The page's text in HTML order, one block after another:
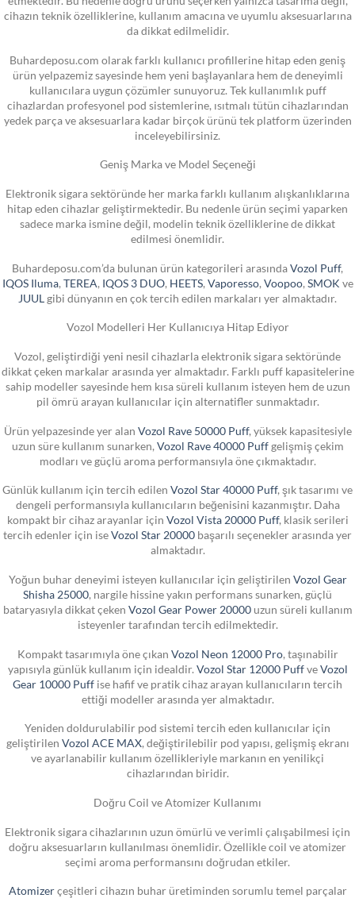
cihazın teknik özelliklerine, kullanım amacına ve uyumlu aksesuarlarına
da dikkat edilmelidir.
Buhardeposu.com olarak farklı kullanıcı profillerine hitap eden geniş
ürün yelpazemiz sayesinde hem yeni başlayanlara hem de deneyimli
kullanıcılara uygun çözümler sunuyoruz. Tek kullanımlık puff
cihazlardan profesyonel pod sistemlerine, ısıtmalı tütün cihazlarından
yedek parça ve aksesuarlara kadar birçok ürünü tek platform üzerinden
inceleyebilirsiniz.
Geniş Marka ve Model Seçeneği
Elektronik sigara sektöründe her marka farklı kullanım alışkanlıklarına
hitap eden cihazlar geliştirmektedir. Bu nedenle ürün seçimi yaparken
sadece marka ismine değil, modelin teknik özelliklerine de dikkat
edilmesi önemlidir.
Buhardeposu.com’da bulunan ürün kategorileri arasındaVozol Puff,
IQOS Iluma, TEREA IQOS 3 DUO, HEETS, Vaporesso, Voopoo, SMOK ve
JUUL gibi dünyanın en çok tercih edilen markaları yer almaktadır.
Vozol Modelleri Her Kullanıcıya Hitap Ediyor
Vozol, geliştirdiği yeni nesil cihazlarla elektronik sigara sektöründe
dikkat çeken markalar arasında yer almaktadır. Farklı puff kapasitelerine
sahip modeller sayesinde hem kısa süreli kullanım isteyen hem de uzun
pil ömrü arayan kullanıcılar için alternatifler sunmaktadır.
Ürün yelpazesinde yer alan Vozol Rave 50000 Puff, yüksek kapasitesiyle
uzun süre kullanım sunarken, Vozol Rave 40000 Puffgelişmiş çekim
modları ve güçlü aroma performansıyla öne çıkmaktadır.
Günlük kullanım için tercih edilen Vozol Star 40000 Puff, şık tasarımı ve
dengeli performansıyla kullanıcıların beğenisini kazanmıştır. Daha
kompakt bir cihaz arayanlar için Vozol Vista 20000 Puff, klasik serileri
tercih edenler için iseVozol Star 20000 başarılı seçenekler arasında yer
almaktadır.
Yoğun buhar deneyimi isteyen kullanıcılar için geliştirilen Vozol Gear
Shisha 25000 , nargile hissine yakın performans sunarken, güçlü
bataryasıyla dikkat çeken Vozol Gear Power 20000uzun süreli kullanım
isteyenler tarafından tercih edilmektedir.
Kompakt tasarımıyla öne çıkan Vozol Neon 12000 Pro, taşınabilir
yapısıyla günlük kullanım için idealdir. Vozol Star 12000 PuffveVozol
Gear 10000 Puff ise hafif ve pratik cihaz arayan kullanıcıların tercih
ettiği modeller arasında yer almaktadır.
Yeniden doldurulabilir pod sistemi tercih eden kullanıcılar için
geliştirilen Vozol ACE MAX, değiştirilebilir pod yapısı, gelişmiş ekranı
ve ayarlanabilir kullanım özellikleriyle markanın en yenilikçi
cihazlarından biridir.
Doğru Coil ve Atomizer Kullanımı
Elektronik sigara cihazlarının uzun ömürlü ve verimli çalışabilmesi için
doğru aksesuarların kullanılması önemlidir. Özellikle coil ve atomizer
seçimi aroma performansını doğrudan etkiler.
Atomizerçeşitleri cihazın buhar üretiminden sorumlu temel parçalar